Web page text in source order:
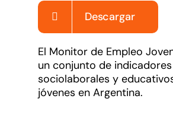
Descargar
El Monitor de Empleo
un conjunto de indicadores
sociolaborales y
jóvenes en Argentina.